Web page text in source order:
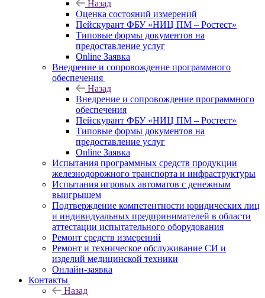
Назад
Оценка состояний измерений
Пейскурант ФБУ «НИЦ ПМ – Ростест»
Типовые формы документов на
предоставление услуг
Online Заявка
Внедрение и сопровождение программного
обеспечения
Назад
Внедрение и сопровождение программного
обеспечения
Пейскурант ФБУ «НИЦ ПМ – Ростест»
Типовые формы документов на
предоставление услуг
Online Заявка
Испытания программных средств продукции
железнодорожного транспорта и инфраструктуры
Испытания игровых автоматов с денежным
выигрышем
Подтверждение компетентности юридических лиц
и индивидуальных предпринимателей в области
аттестации испытательного оборудования
Ремонт средств измерений
Ремонт и техническое обслуживание СИ и
изделий медицинской техники
Онлайн-заявка
Контакты
Назад